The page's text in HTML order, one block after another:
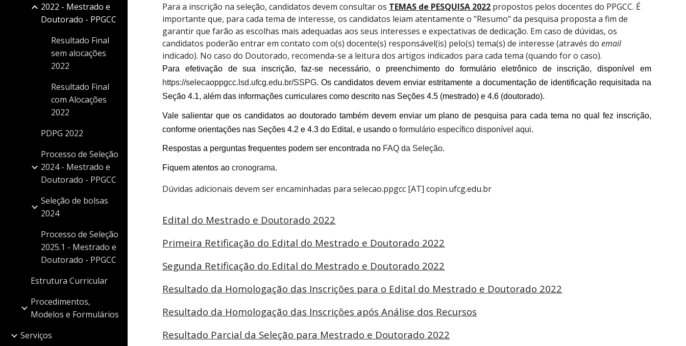
2022 - Mestrado e
Doutorado - PPGCC
Resultado Final
sem alocações
2022
Resultado Final
com Alocações
2022
PDPG 2022
Processo de Seleção
2024 - Mestrado e
Doutorado - PPGCC
Seleção de bolsas
2024
Processo de Seleção
2025.1 - Mestrado e
Doutorado - PPGCC
Estrutura Curricular
Procedimentos,
Modelos e Formulários
Serviços
Para a inscrição na seleção, candidatos devem consultar os TEMAS de PESQUISA 2022 propostos pelos docentes do PPGCC. É
importante que, para cada tema de interesse, os candidatos leiam atentamente o "Resumo" da pesquisa proposta a fim de
garantir que farão as escolhas mais adequadas aos seus interesses e expectativas de dedicação. Em caso de dúvidas, os
candidatos poderão entrar em contato com o(s) docente(s) responsável(is) pelo(s) tema(s) de interesse (através doemail
indicado). No caso do Doutorado, recomenda-se a leitura dos artigos indicados para cada tema (quando for o caso).
Para efetivação de sua inscrição, faz-se necessário, o preenchimento do formulário eletrônico de inscrição, disponível em
https://selecaoppgcc.lsd.ufcg.edu.br/SSPG. Os candidatos devem enviar estritamente a documentação de identificação requisitada na
Seção 4.1, além das informações curriculares como descrito nas Seções 4.5 (mestrado) e 4.6 (doutorado).
Vale salientar que os candidatos ao doutorado também devem enviar um plano de pesquisa para cada tema no qual fez inscrição,
conforme orientações nas Seções 4.2 e 4.3 do Edital, e usando oformulário específico disponível aqui.
Respostas a perguntas frequentes podem ser encontrada no FAQ da Seleção.
Fiquem atentos aocronograma.
Dúvidas adicionais devem ser encaminhadas para selecao.ppgcc [AT] copin.ufcg.edu.br
Edital do Mestrado e Doutorado 2022
Primeira Retificação do Edital do Mestrado e Doutorado 2022
Segunda Retificação do Edital do Mestrado e Doutorado 2022
Resultado da Homologação das Inscrições para o Edital do Mestrado e Doutorado 2022
Resultado da Homologação das Inscrições após Análise dos Recursos
Resultado Parcial da Seleção para Mestrado e Doutorado 2022